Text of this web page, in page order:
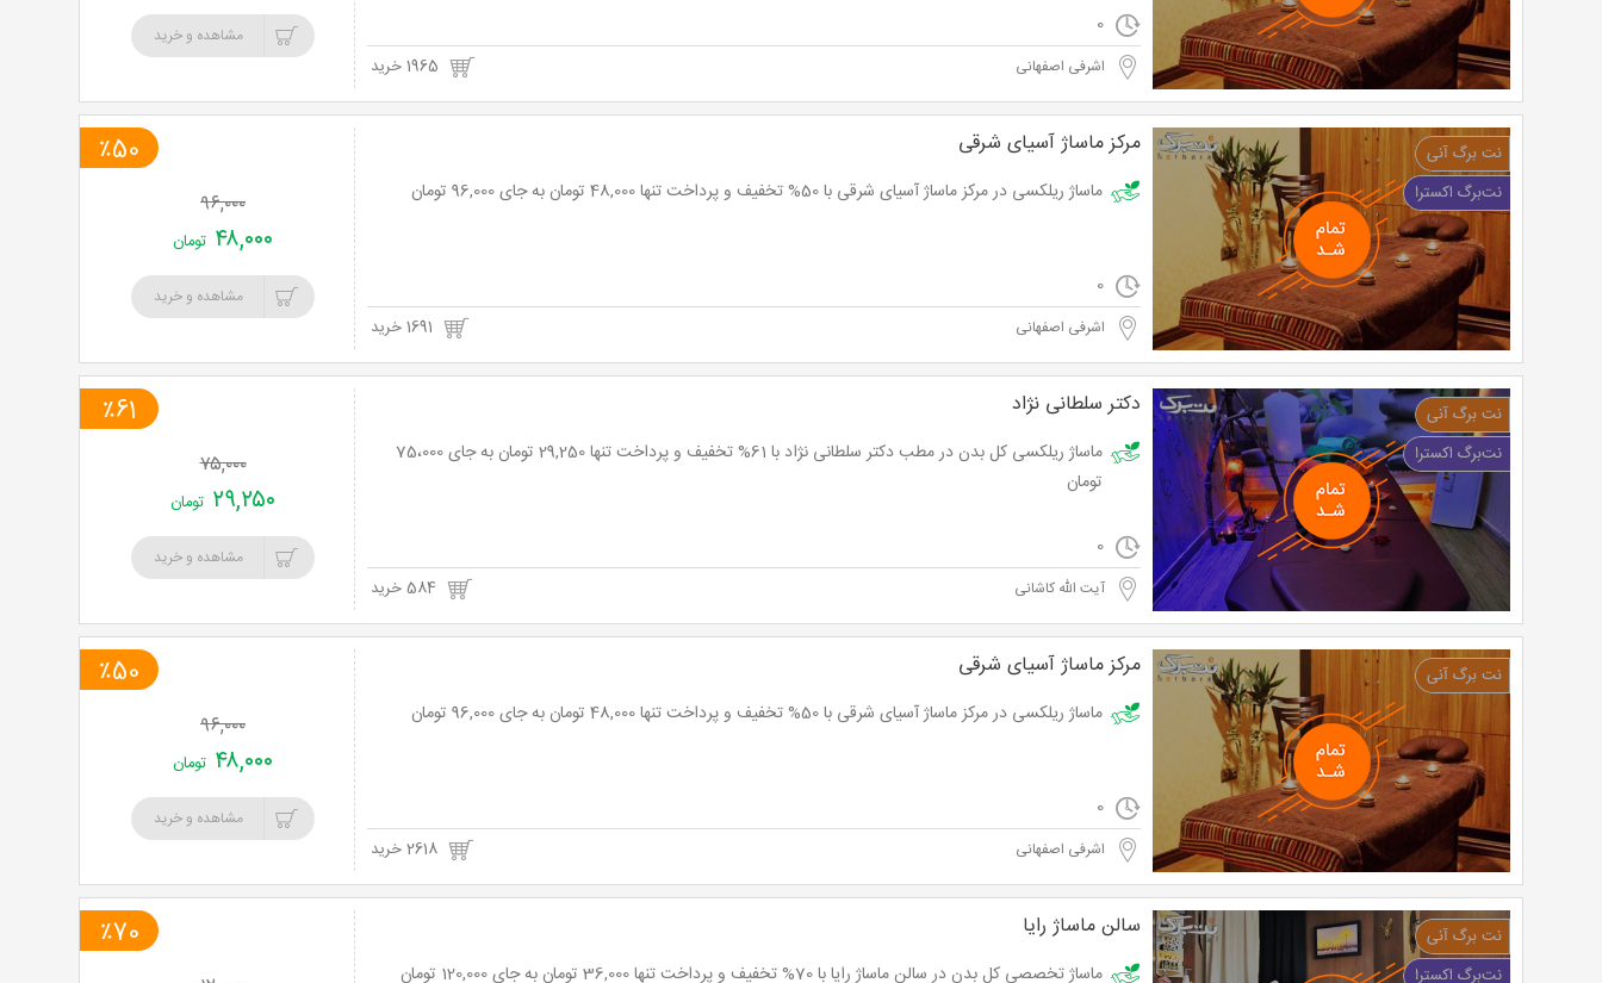
0
اشرفی اصفهانی
مشاهده و خرید
مرکز ماساژ آسیای شرقی
ماساژ ریلکسی در مرکز ماساژ آسیای شرقی با 50% تخفیف و پرداخت تنها 48,000 تومان به جای 96,000 تومان
0
اشرفی اصفهانی
٪50
۹۶,۰۰۰
۴۸,۰۰۰ تومان
مشاهده و خرید
دکتر سلطانی نژاد
ماساژ ریلکسی کل بدن در مطب دکتر سلطانی نژاد با 61% تخفیف و پرداخت تنها 29,250 تومان به جای 75،000
تومان
0
آیت الله کاشانی
٪61
۷۵,۰۰۰
۲۹,۲۵۰ تومان
مشاهده و خرید
مرکز ماساژ آسیای شرقی
ماساژ ریلکسی در مرکز ماساژ آسیای شرقی با 50% تخفیف و پرداخت تنها 48,000 تومان به جای 96,000 تومان
0
اشرفی اصفهانی 2618 خرید
٪50
۹۶,۰۰۰
۴۸,۰۰۰ تومان
مشاهده و خرید
سالن ماساژ رایا
ماساژ تخصصی کل بدن در سالن ماساژ رایا با 70% تخفیف و پرداخت تنها 36,000 تومان به جای 120,000 تومان
٪70